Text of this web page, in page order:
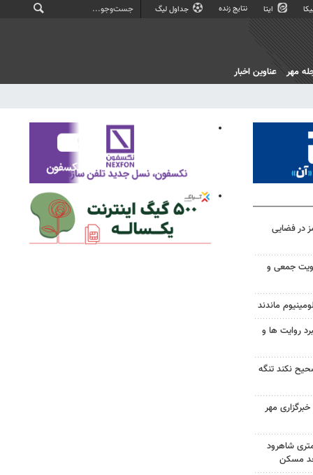
ایتا نتایج زنده جداول لیگ
مهر عناوین اخبار
در فضایی
جمعی و
ماندند
روایت ها و
نکند تنگه
مهر
در ۱۵کیلومتری شاهرود